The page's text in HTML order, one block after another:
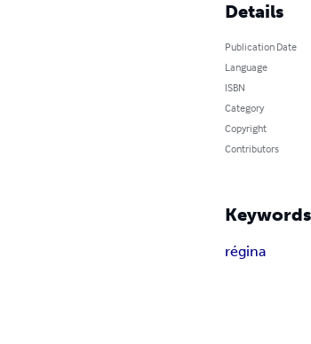
Details
Publication Date
Language
ISBN
Category
Copyright
Contributors
Keywords
régina